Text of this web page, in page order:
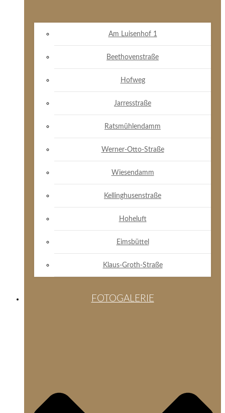
Am Luisenhof 1
Beethovenstraße
Hofweg
Jarresstraße
Ratsmühlendamm
Werner-Otto-Straße
Wiesendamm
Kellinghusenstraße
Hoheluft
Eimsbüttel
Klaus-Groth-Straße
FOTOGALERIE